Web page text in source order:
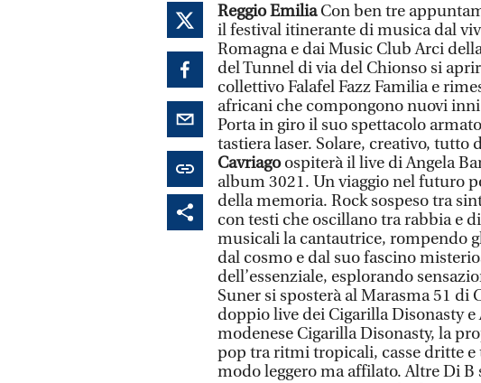
Reggio EmiliaCon ben tre
il festival itinerante di musica dal
Romagna e dai Music Club Arci
del Tunnel di via del Chionso si
collettivo Falafel Fazz Familia e
africani che compongono nuovi
Porta in giro il suo spettacolo
tastiera laser. Solare, creativo, tutto
Cavriagoospiterà il live di Angela
album 3021. Un viaggio nel futuro
della memoria. Rock sospeso tra
con testi che oscillano tra rabbia e
musicali la cantautrice, rompendo
dal cosmo e dal suo fascino
dell’essenziale, esplorando
Suner si sposterà al Marasma 51 di
doppio live dei Cigarilla Disonasty
modenese Cigarilla Disonasty, la
pop tra ritmi tropicali, casse dritte
modo leggero ma affilato. Altre Di B